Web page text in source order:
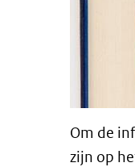
Om de
zijn op